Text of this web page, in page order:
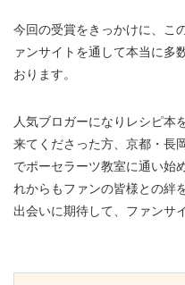
今回の受賞をきっかけに、こ
ァンサイトを通して本当に多
おります。
人気ブロガーになりレシピ本
来てくださった方、京都・長
でポーセラーツ教室に通い始
れからもファンの皆様との絆
出会いに期待して、ファンサ